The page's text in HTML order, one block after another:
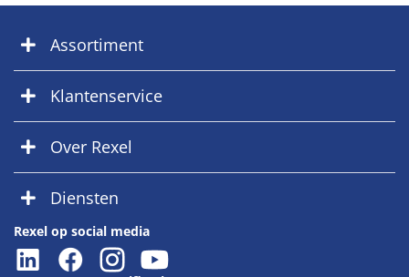
Assortiment
Klantenservice
Over Rexel
Diensten
Rexel op social media